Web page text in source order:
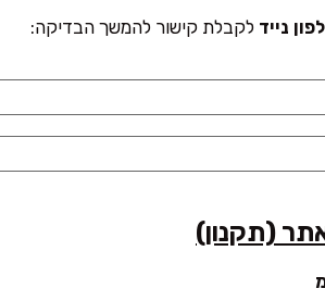
נייד לקבלת קישור להמשך הבדיקה:
(תקנון)